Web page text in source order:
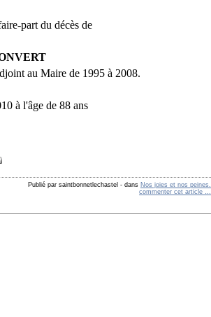
part du décès de
au Maire de 1995 à 2008.
à l'âge de 88 ans
Publié par saintbonnetlechastel - dans Nos joies et nos peines.
commenter cet article …